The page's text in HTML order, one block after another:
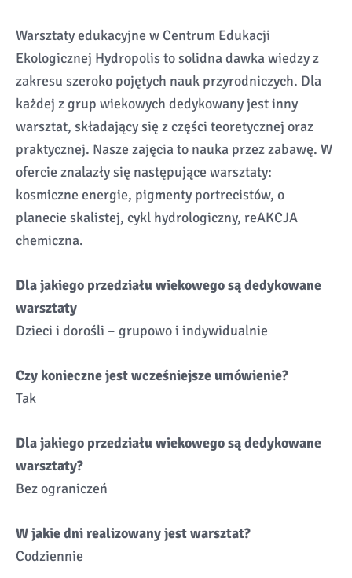
Warsztaty edukacyjne w Centrum Edukacji
Ekologicznej Hydropolis to solidna dawka wiedzy z
zakresu szeroko pojętych nauk przyrodniczych. Dla
każdej z grup wiekowych dedykowany jest inny
warsztat, składający się z części teoretycznej oraz
praktycznej. Nasze zajęcia to nauka przez zabawę. W
ofercie znalazły się następujące warsztaty:
kosmiczne energie, pigmenty portrecistów, o
planecie skalistej, cykl hydrologiczny, reAKCJA
chemiczna.
Dla jakiego przedziału wiekowego są dedykowane
warsztaty
Dzieci i dorośli – grupowo i indywidualnie
Czy konieczne jest wcześniejsze umówienie?
Tak
Dla jakiego przedziału wiekowego są dedykowane
warsztaty?
Bez ograniczeń
W jakie dni realizowany jest warsztat?
Codziennie